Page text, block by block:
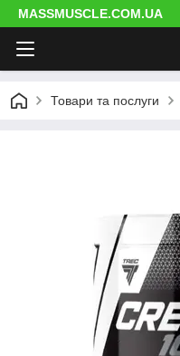
MASSMUSCLE.COM.UA
Товари та послуги